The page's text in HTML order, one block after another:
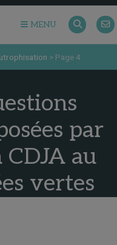
MENU
> Page 4
par
CDJA au
vertes